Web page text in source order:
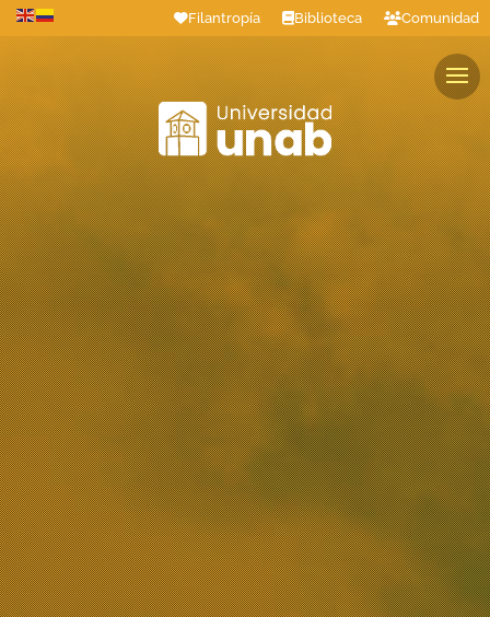
Filantropía Biblioteca Comunidad
Estudiantes Profesores Colaboradores Graduados